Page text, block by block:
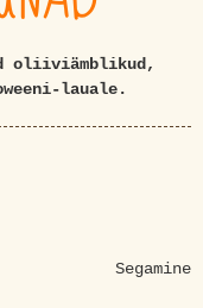
oliiviämblikud,
lauale.
Segamine